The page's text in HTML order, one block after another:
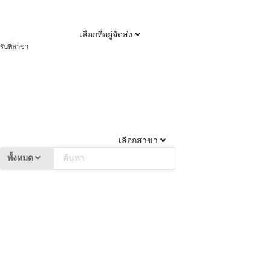
เลือกที่อยู่จัดส่ง
รับที่สาขา
เลือกสาขา
ทั้งหมด